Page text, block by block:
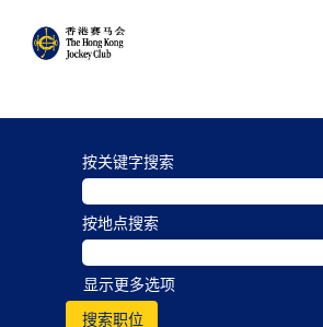
按关键字搜索
按地点搜索
显示更多选项